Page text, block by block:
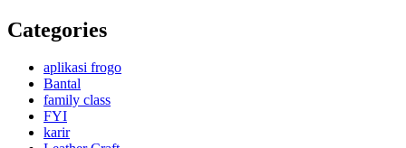
Categories
aplikasi frogo
Bantal
family class
FYI
karir